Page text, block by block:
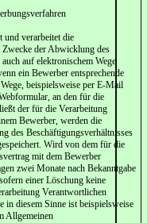
und verarbeitet die
Zwecke der Abwicklung des
auf elektronischem Wege
ein Bewerber entsprechende
beispielsweise per E-Mail
an den für die
der für die Verarbeitung
Bewerber, werden die
des Beschäftigungsverhältnisses
Wird von dem für die
mit dem Bewerber
zwei Monate nach Bekanntgabe
einer Löschung keine
Verantwortlichen
in diesem Sinne ist beispielsweise
Allgemeinen